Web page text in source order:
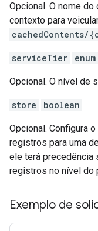
Opcional. O nome do
contexto para
cachedContents/
serviceTier
Opcional. O nível de
store boolean
Opcional. Configura
registros para uma
ele terá precedência
registros no nível do
Exemplo de